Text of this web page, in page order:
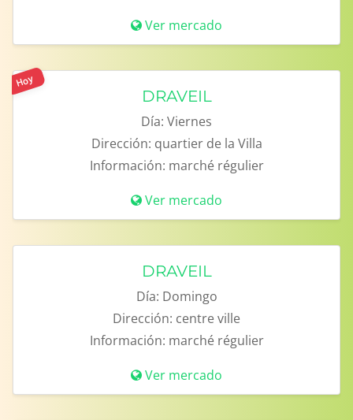
Ver mercado
Hoy
DRAVEIL
Día: Viernes
Dirección: quartier de la Villa
Información: marché régulier
Ver mercado
DRAVEIL
Día: Domingo
Dirección: centre ville
Información: marché régulier
Ver mercado